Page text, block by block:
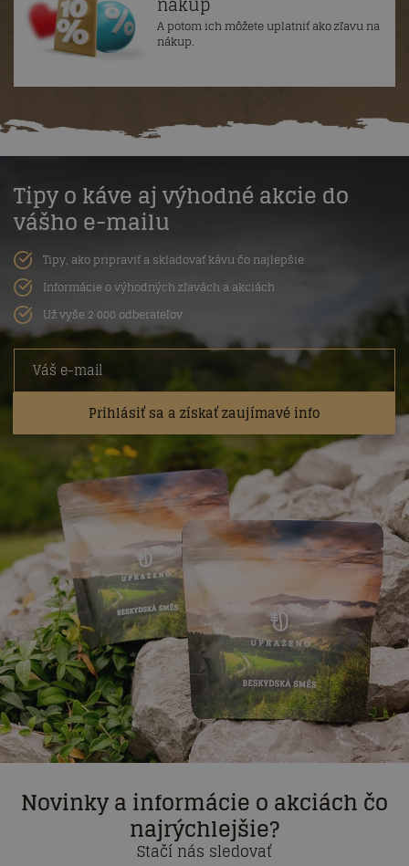
A potom ich môžete uplatniť ako zľavu na
nákup.
Tipy o káve aj výhodné akcie do
vášho e-mailu
Tipy, ako pripraviť a skladovať kávu čo najlepšie
Informácie o výhodných zľavách a akciách
Už vyše 2 000 odberateľov
Prihlásiť sa a získať zaujímavé info
Novinky a informácie o akciách čo
najrýchlejšie?
Stačí nás sledovať